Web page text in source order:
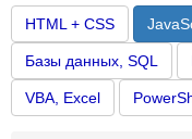
HTML + CSS
Базы данных, SQL
VBA, Excel